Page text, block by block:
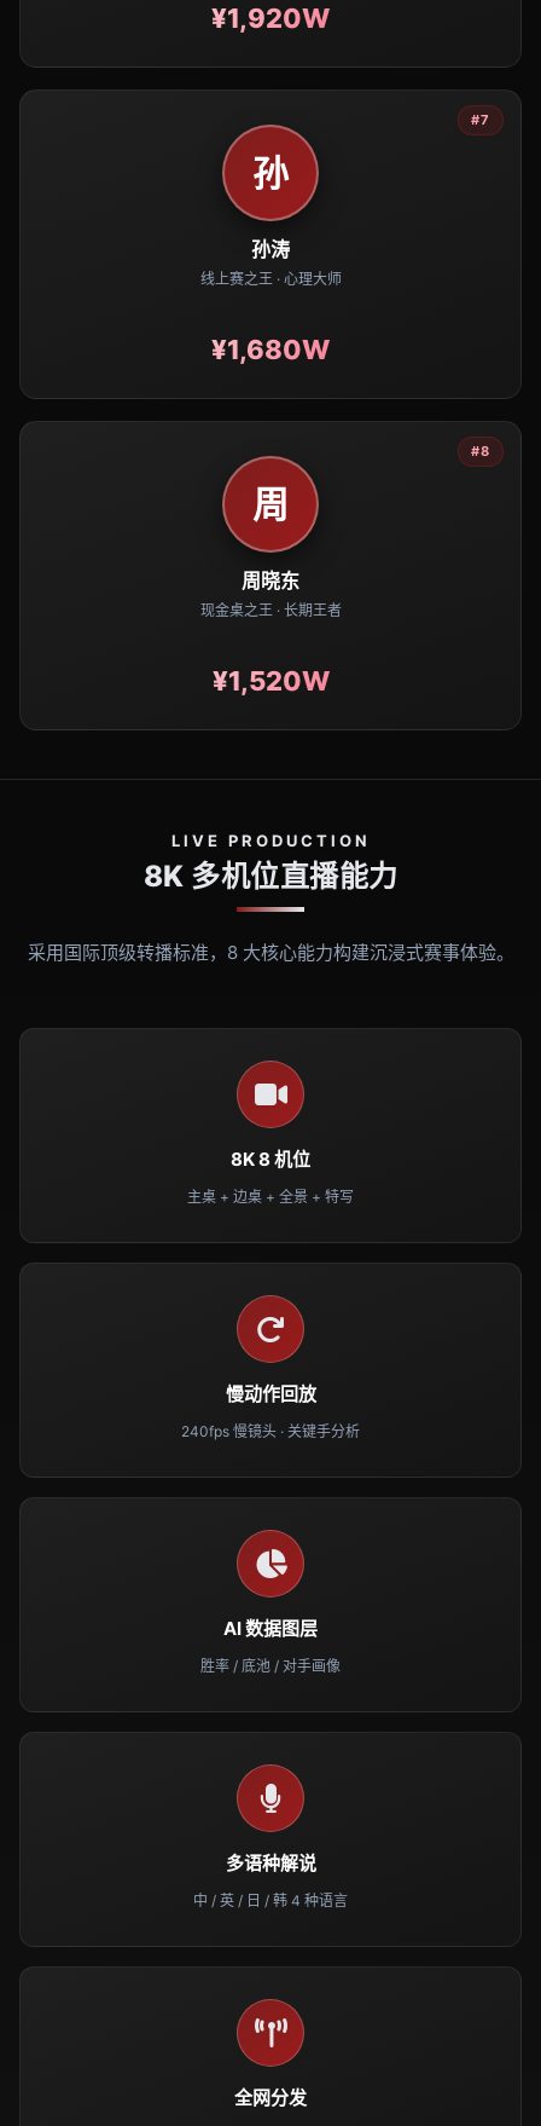
¥1,920W
孙
#7
孙涛
线上赛之王 · 心理大师
¥1,680W
周
#8
周晓东
现金桌之王 · 长期王者
¥1,520W
LIVE PRODUCTION
8K 多机位直播能力
采用国际顶级转播标准，8 大核心能力构建沉浸式赛事体验。
8K 8 机位
主桌 + 边桌 + 全景 + 特写
慢动作回放
240fps 慢镜头 · 关键手分析
AI 数据图层
胜率 / 底池 / 对手画像
多语种解说
中 / 英 / 日 / 韩 4 种语言
全网分发